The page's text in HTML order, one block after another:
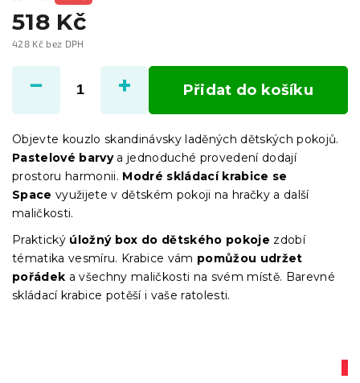
518 Kč
428 Kč bez DPH
cena:
Přidat do košíku
Objevte kouzlo skandinávsky laděných dětských pokojů.
Pastelové barvya jednoduché provedení dodají
prostoru harmonii. Modré skládací krabice se
Space využijete v dětském pokoji na hračky a další
maličkosti.
Praktický úložný box do dětského pokoje zdobí
tématika vesmíru. Krabice vám pomůžou udržet
pořádek a všechny maličkosti na svém místě. Barevné
skládací krabice potěší i vaše ratolesti.